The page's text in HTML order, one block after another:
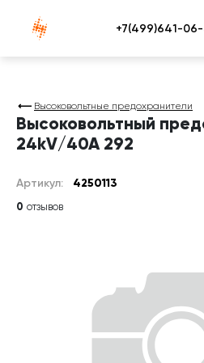
Атлантснаб
Высоковольтные предохранители
Высоковольтный
24kV/40A 292
Артикул: 4250113